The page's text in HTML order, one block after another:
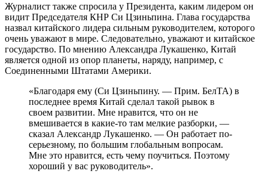
Журналист также спросила у Президента, каким лидером он
видит Председателя КНР Си Цзиньпина. Глава государства
назвал китайского лидера сильным руководителем, которого
очень уважают в мире. Следовательно, уважают и китайское
государство. По мнению Александра Лукашенко, Китай
является одной из опор планеты, наряду, например, с
Соединенными Штатами Америки.
«Благодаря ему (Си Цзиньпину. — Прим. БелТА) в
последнее время Китай сделал такой рывок в
своем развитии. Мне нравится, что он не
вмешивается в какие-то там мелкие разборки, —
сказал Александр Лукашенко. — Он работает по-
серьезному, по большим глобальным вопросам.
Мне это нравится, есть чему поучиться. Поэтому
хороший у вас руководитель».